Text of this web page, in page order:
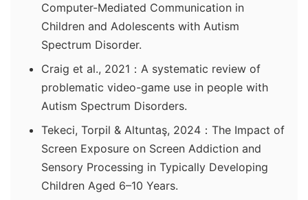
Computer-Mediated Communication in
Children and Adolescents with Autism
Spectrum Disorder.
Craig et al., 2021：A systematic review of
problematic video-game use in people with
Autism Spectrum Disorders.
Tekeci, Torpil & Altuntaş, 2024：The Impact of
Screen Exposure on Screen Addiction and
Sensory Processing in Typically Developing
Children Aged 6–10 Years.